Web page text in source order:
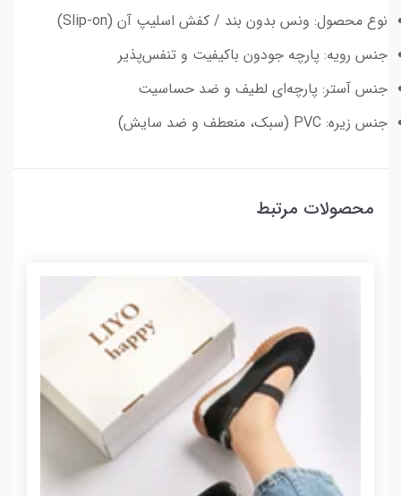
نوع محصول: ونس بدون بند / کفش اسلیپ آن (Slip-on)
جنس رویه: پارچه جودون باکیفیت و تنفس‌پذیر
جنس آستر: پارچه‌ای لطیف و ضد حساسیت
جنس زیره: PVC (سبک، منعطف و ضد سایش)
محصولات مرتبط